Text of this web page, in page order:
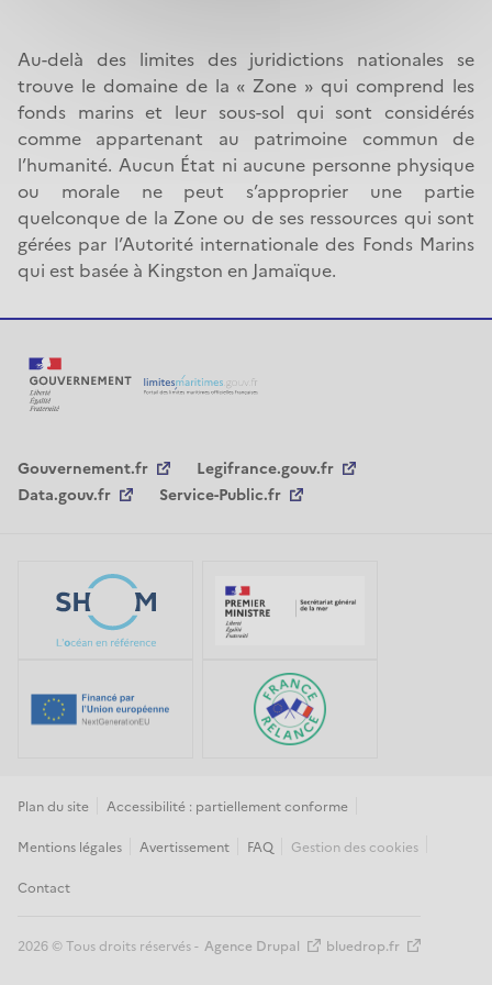
Au-delà des limites des juridictions nationales se
trouve le domaine de la « Zone » qui comprend les
fonds marins et leur sous-sol qui sont considérés
comme appartenant au patrimoine commun de
l’humanité. Aucun État ni aucune personne physique
ou morale ne peut s’approprier une partie
quelconque de la Zone ou de ses ressources qui sont
gérées par l’Autorité internationale des Fonds Marins
qui est basée à Kingston en Jamaïque.
Gouvernement.fr
Legifrance.gouv.fr
Data.gouv.fr
Service-Public.fr
Plan du site Accessibilité : partiellement conforme
Mentions légales Avertissement FAQ Gestion des cookies
Contact
2026 © Tous droits réservés - Agence Drupal bluedrop.fr